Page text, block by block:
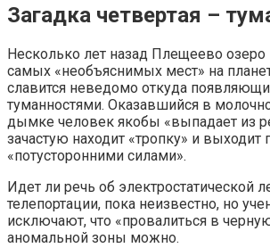
Загадка четвертая –
Несколько лет назад Плещеево
самых «необъяснимых мест» на
славится неведомо откуда
туманностями. Оказавшийся в
дымке человек якобы «выпадает из
зачастую находит «тропку» и
«потусторонними силами».
Идет ли речь об электростатической
телепортации, пока неизвестно, но
исключают, что «провалиться в
аномальной зоны можно.